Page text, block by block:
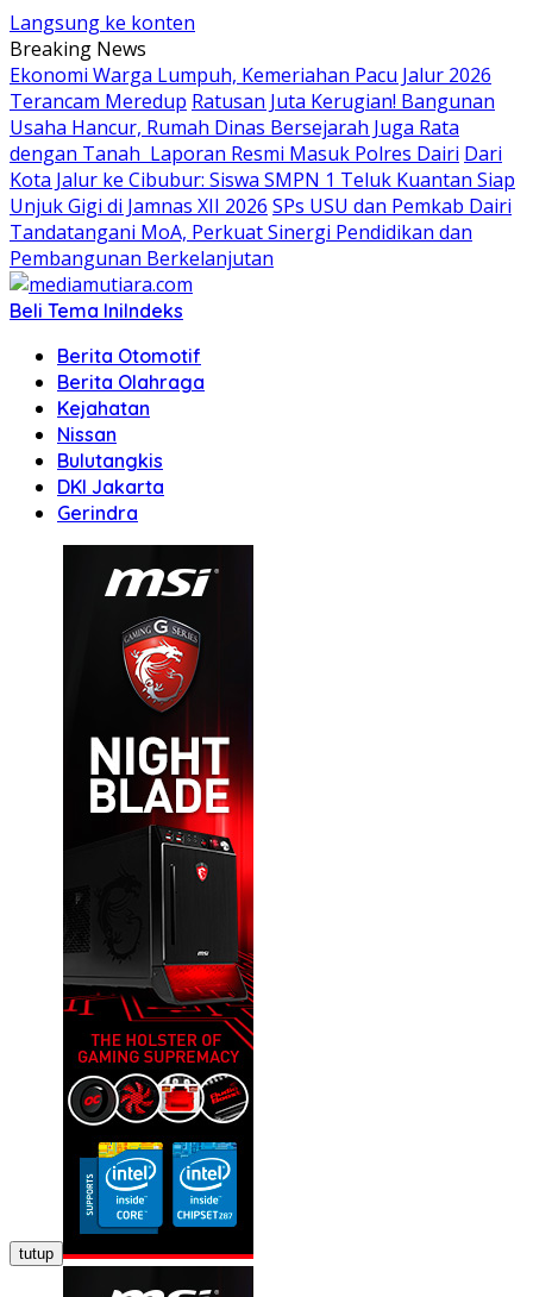
Langsung ke konten
Breaking News
Ekonomi Warga Lumpuh, Kemeriahan Pacu Jalur 2026
Terancam Meredup Ratusan Juta Kerugian! Bangunan
Usaha Hancur, Rumah Dinas Bersejarah Juga Rata
dengan Tanah Laporan Resmi Masuk Polres Dairi Dari
Kota Jalur ke Cibubur: Siswa SMPN 1 Teluk Kuantan Siap
Unjuk Gigi di Jamnas XII 2026 SPs USU dan Pemkab Dairi
Tandatangani MoA, Perkuat Sinergi Pendidikan dan
Pembangunan Berkelanjutan
Beli Tema IniIndeks
Berita Otomotif
Berita Olahraga
Kejahatan
Nissan
Bulutangkis
DKI Jakarta
Gerindra
tutup